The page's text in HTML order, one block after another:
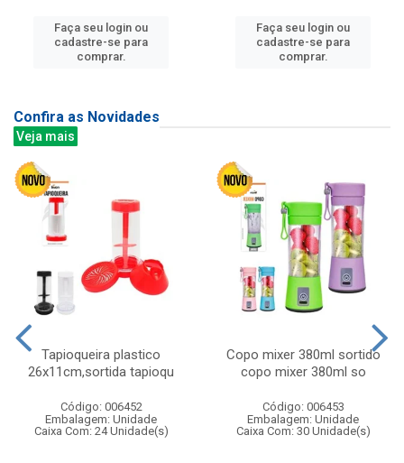
Faça seu login ou
cadastre-se para
comprar.
Faça seu login ou
cadastre-se para
comprar.
Confira as Novidades
Veja mais
Tapioqueira plastico
26x11cm,sortida tapioqu
Código: 006452
Embalagem: Unidade
Caixa Com: 24 Unidade(s)
Copo mixer 380ml sortido
copo mixer 380ml so
Código: 006453
Embalagem: Unidade
Caixa Com: 30 Unidade(s)